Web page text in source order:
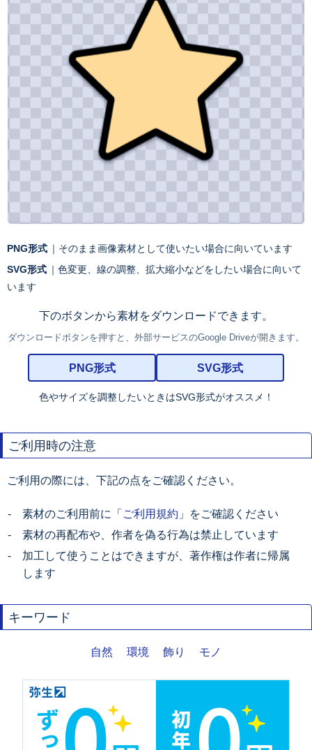
PNG形式 ｜そのまま画像素材として使いたい場合に向いています
SVG形式 ｜色変更、線の調整、拡大縮小などをしたい場合に向いて
います
下のボタンから素材をダウンロードできます。
ダウンロードボタンを押すと、外部サービスのGoogle Driveが開きます。
PNG形式 SVG形式
色やサイズを調整したいときはSVG形式がオススメ！
ご利用時の注意
ご利用の際には、下記の点をご確認ください。
素材のご利用前に「 ご利用規約 」をご確認ください
素材の再配布や、作者を偽る行為は禁止しています
加工して使うことはできますが、著作権は作者に帰属
します
キーワード
自然 環境 飾り モノ